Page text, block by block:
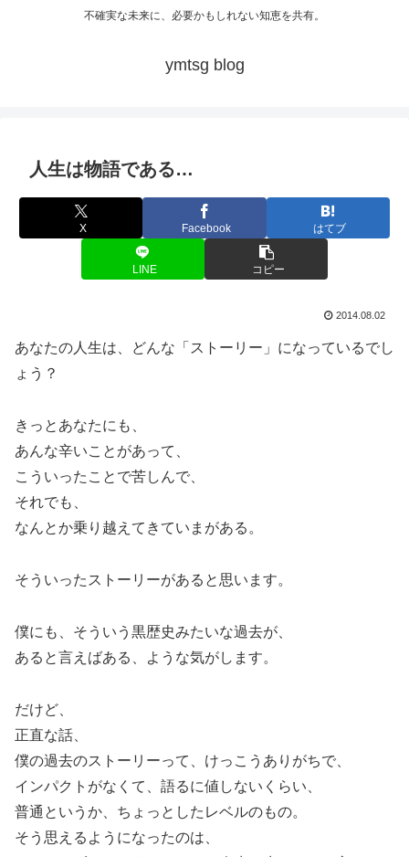
不確実な未来に、必要かもしれない知恵を共有。
ymtsg blog
人生は物語である…
X Facebook はてブ
LINE コピー
2014.08.02
あなたの人生は、どんな「ストーリー」になっているでし
ょう？
きっとあなたにも、
あんな辛いことがあって、
こういったことで苦しんで、
それでも、
なんとか乗り越えてきていまがある。
そういったストーリーがあると思います。
僕にも、そういう黒歴史みたいな過去が、
あると言えばある、ような気がします。
だけど、
正直な話、
僕の過去のストーリーって、けっこうありがちで、
インパクトがなくて、語るに値しないくらい、
普通というか、ちょっとしたレベルのもの。
そう思えるようになったのは、